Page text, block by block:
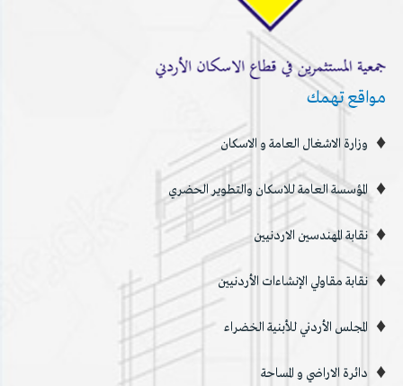
مواقع تهمك
وزارة الاشغال العامة و الاسكان
المؤسسة العامة للاسكان والتطوير الحضري
نقابة المهندسين الاردنيين
نقابة مقاولي الإنشاءات الأردنيين
المجلس الأردني للأبنية الخضراء
دائرة الاراضي و المساحة